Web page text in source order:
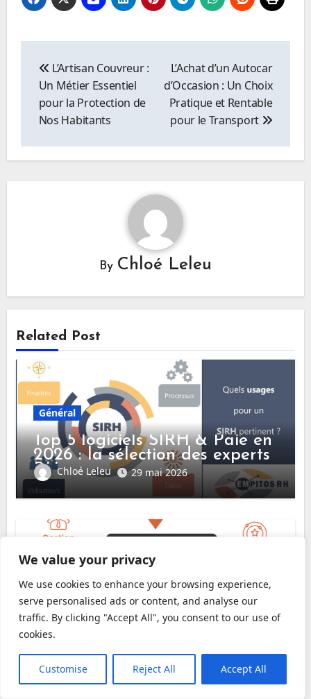
We value your privacy
We use cookies to enhance your browsing experience,
serve personalised ads or content, and analyse our
traffic. By clicking "Accept All", you consent to our use of
cookies.
Customise Reject All Accept All
l’article
L’Artisan Couvreur :
Un Métier Essentiel
pour la Protection de
Nos Habitants
L’Achat d’un Autocar
d’Occasion : Un Choix
Pratique et Rentable
pour le Transport
By Chloé Leleu
Related Post
Général
Top 5 logiciels SIRH & Paie en
2026 : la sélection des experts
RHChloé Leleu 29 mai 2026
Top 10 logiciels SIRH & Paie
en Mai 2026 : comparatif
complet + guide expert